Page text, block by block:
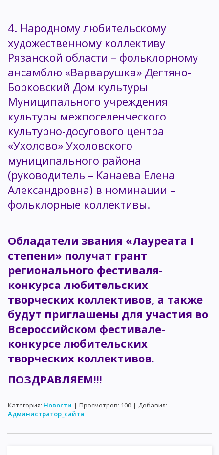
4. Народному любительскому
художественному коллективу
Рязанской области – фольклорному
ансамблю «Варварушка» Дегтяно-
Борковский Дом культуры
Муниципального учреждения
культуры межпоселенческого
культурно-досугового центра
«Ухолово» Ухоловского
муниципального района
(руководитель – Канаева Елена
Александровна) в номинации –
фольклорные коллективы.
Обладатели звания «Лауреата I
степени» получат грант
регионального фестиваля-
конкурса любительских
творческих коллективов, а также
будут приглашены для участия во
Всероссийском фестивале-
конкурсе любительских
творческих коллективов.
ПОЗДРАВЛЯЕМ!!!
Категория: Новости | Просмотров: 100 | Добавил:
Администратор_сайта